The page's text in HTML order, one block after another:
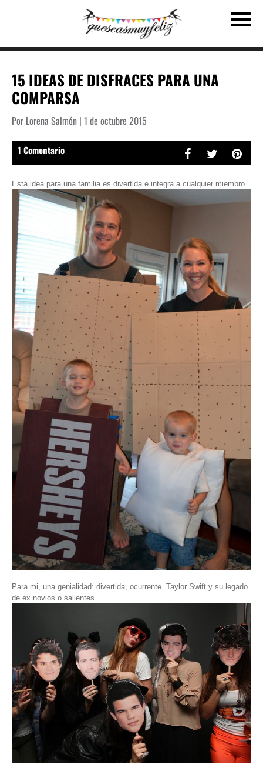
15 IDEAS DE DISFRACES PARA UNA
COMPARSA
Por Lorena Salmón | 1 de octubre 2015
1 Comentario
Esta idea para una familia es divertida e integra a cualquier miembro
Para mi, una genialidad: divertida, ocurrente. Taylor Swift y su legado
de ex novios o salientes